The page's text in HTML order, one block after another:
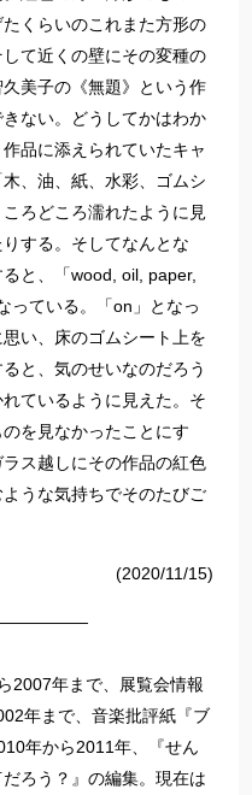
くらいのこれまた方形の
て近くの壁にその変種の
美子の《無題》という作
ない。どうしてかはわか
品に添えられていたキャ
、油、紙、水彩、ゴムシ
ろどころ濡れたように見
する。そしてなんとな
と、「wood, oil, paper,
っている。「on」となっ
い、床のゴムシート上を
と、気のせいなのだろう
ているように見えた。そ
を見なかったことにす
ス越しにその作品の紅色
うな気持ちでそのたびご
(2020/11/15)
2007年まで、展覧会情報
年まで、音楽批評紙『ブ
年から2011年、『せん
ろう？』の編集。現在は